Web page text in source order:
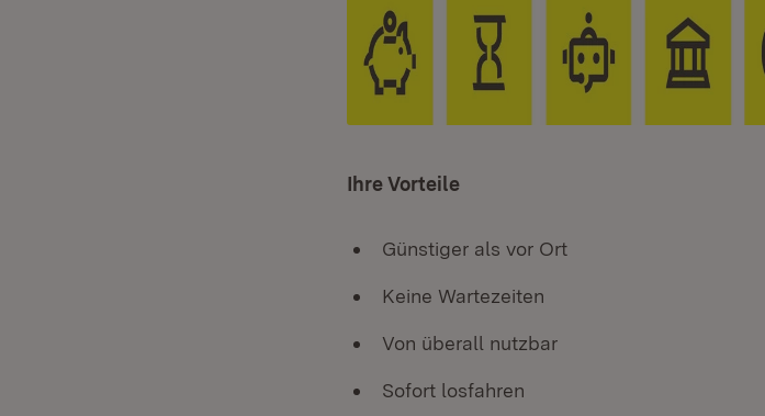
Ihre Vorteile
Günstiger als vor Ort
Keine Wartezeiten
Von überall nutzbar
Sofort losfahren